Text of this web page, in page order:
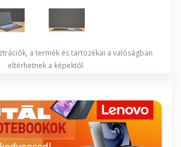
a termék és tartozékai a valóságban
eltérhetnek a képektől.